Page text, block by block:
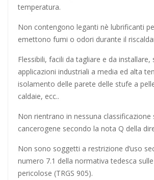
temperatura.
Non contengono leganti nè lubrificanti
emettono fumi o odori durante il
Flessibili, facili da tagliare e da
applicazioni industriali a media ed alta
isolamento delle parete delle stufe a
caldaie, ecc..
Non rientrano in nessuna classificazione
cancerogene secondo la nota Q della
Non sono soggetti a restrizione d’uso
numero 7.1 della normativa tedesca
pericolose (TRGS 905).